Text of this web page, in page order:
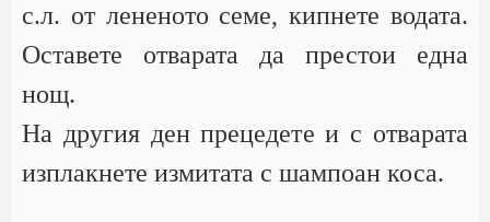
с.л. от лененото семе, кипнете водата.
Оставете отварата да престои една
нощ.
На другия ден прецедете и с отварата
изплакнете измитата с шампоан коса.